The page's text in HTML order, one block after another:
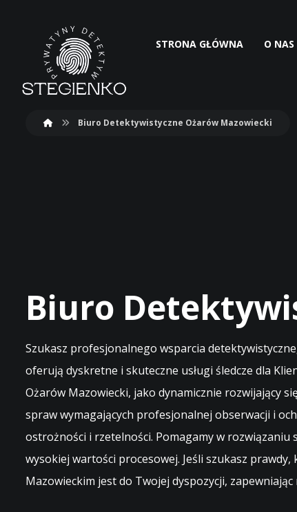
STRONA GŁÓWNA O NAS
Biuro Detektywistyczne Ożarów Mazowiecki
Biuro
Szukasz profesjonalnego wsparcia
oferują dyskretne i skuteczne usługi śledcze dla
Ożarów Mazowiecki, jako dynamicznie rozwijający
spraw wymagających profesjonalnej obserwacji i
ostrożności i rzetelności. Pomagamy w
wysokiej wartości procesowej. Jeśli szukasz
Mazowieckim jest do Twojej dyspozycji,